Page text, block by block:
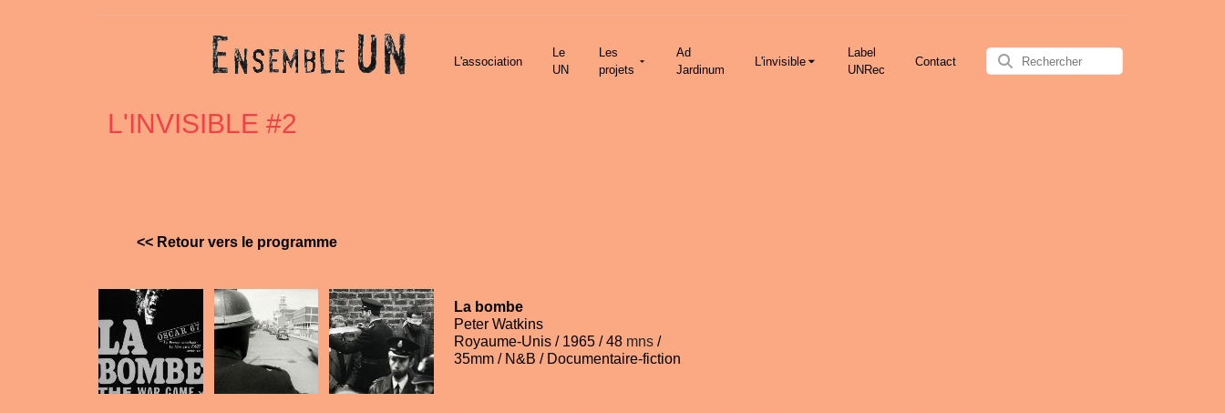
L'association
Le
UN
Les
projets
Ad
Jardinum
L'invisible
Label
UNRec
Contact
L'INVISIBLE #2
<< Retour vers le programme
La bombe
Peter Watkins
Royaume-Unis / 1965 / 48 mns /
35mm / N&B / Documentaire-fiction